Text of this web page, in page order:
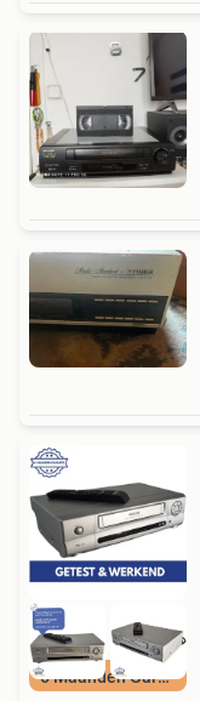
6 Maanden Garantie